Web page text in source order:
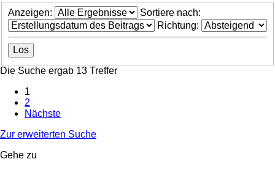
Anzeigen:
Sortiere nach:
Richtung:
Die Suche ergab 13 Treffer
1
2
Nächste
Zur erweiterten Suche
Gehe zu